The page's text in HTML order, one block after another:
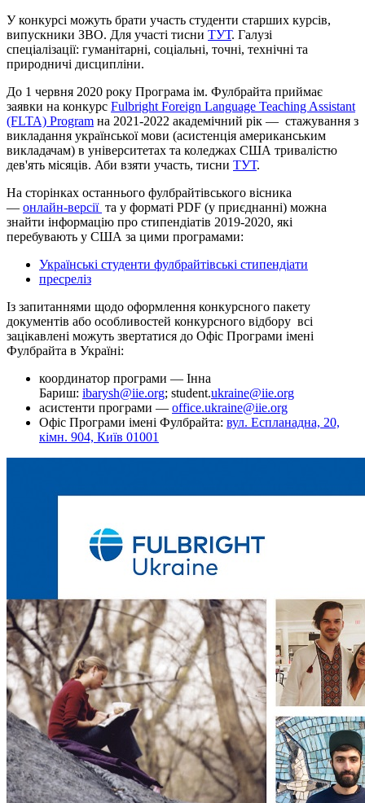
У конкурсі можуть брати участь студенти старших курсів,
випускники ЗВО. Для участі тисни ТУТ. Галузі
спеціалізації: гуманітарні, соціальні, точні, технічні та
природничі дисципліни.
До 1 червня 2020 року Програма ім. Фулбрайта приймає
заявки на конкурс Fulbright Foreign Language Teaching Assistant
(FLTA) Program на 2021-2022 академічний рік — стажування з
викладання української мови (асистенція американським
викладачам) в університетах та коледжах США тривалістю
дев'ять місяців. Аби взяти участь, тисни ТУТ.
На сторінках останнього фулбрайтівського вісника
— онлайн-версії та у форматі PDF (у приєднанні) можна
знайти інформацію про стипендіатів 2019-2020, які
перебувають у США за цими програмами:
Українські студенти фулбрайтівські стипендіати
пресреліз
Із запитаннями щодо оформлення конкурсного пакету
документів або особливостей конкурсного відбору всі
зацікавлені можуть звертатися до Офіс Програми імені
Фулбрайта в Україні:
координатор програми — Інна
Бариш: ibarysh@iie.org; student.ukraine@iie.org
асистенти програми — office.ukraine@iie.org
Офіс Програми імені Фулбрайта: вул. Еспланадна, 20,
кiмн. 904, Київ 01001